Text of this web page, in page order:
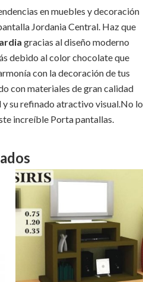
en muebles y decoración
Jordania Central. Haz que
gracias al diseño moderno
debido al color chocolate que
con la decoración de tus
con materiales de gran calidad
su refinado atractivo visual.No lo
increíble Porta pantallas.